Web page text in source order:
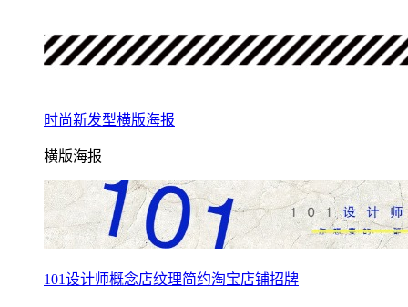
时尚新发型横版海报
横版海报
101设计师概念店纹理简约淘宝店铺招牌